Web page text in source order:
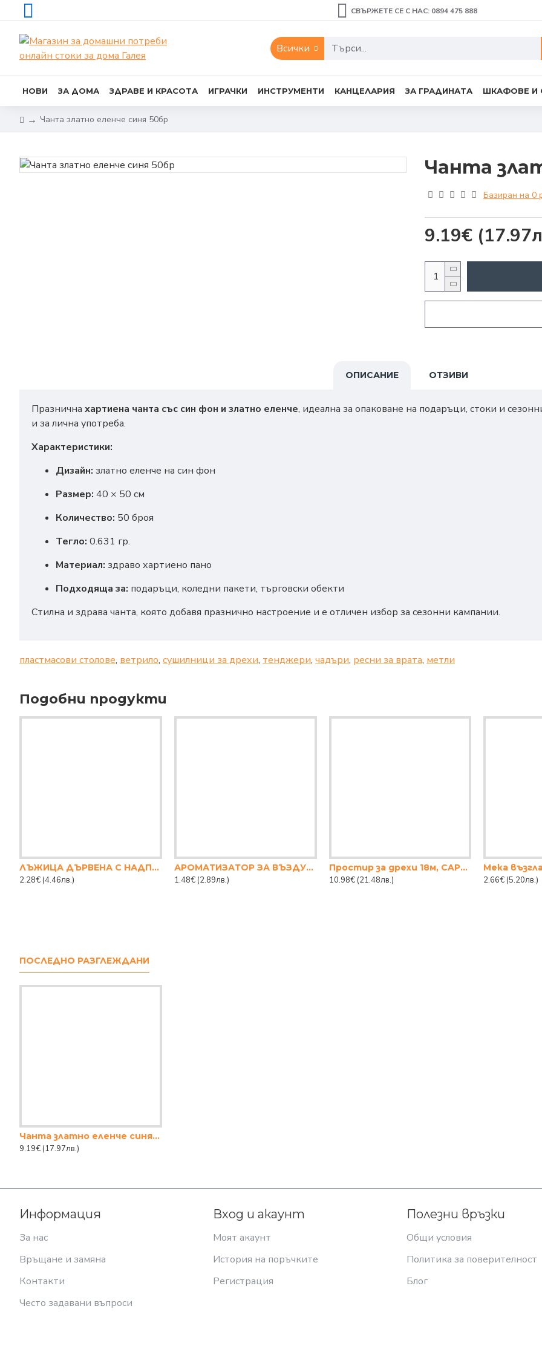
СВЪРЖЕТЕ СЕ С НАС: 0894 475 888
Всички
НОВИ ЗА ДОМА ЗДРАВЕ И КРАСОТА ИГРАЧКИ ИНСТРУМЕНТИ КАНЦЕЛАРИЯ ЗА ГРАДИНАТА ШКАФОВЕ И
Чанта златно еленче синя 50бр
Чанта
Базиран на 0
9.19€
ОПИСАНИЕ ОТЗИВИ
Празнична хартиена чанта със син фон и златно еленче, идеална за опаковане на подаръци, стоки и
и за лична употреба.
Характеристики:
Дизайн: златно еленче на син фон
Размер: 40 × 50 см
Количество: 50 броя
Тегло: 0.631 гр.
Материал: здраво хартиено пано
Подходяща за: подаръци, коледни пакети, търговски обекти
Стилна и здрава чанта, която добавя празнично настроение и е отличен избор за сезонни кампании.
пластмасови столове, ветрило, сушилници за дрехи, тенджери, чадъри, ресни за врата, метли
Подобни продукти
ЛЪЖИЦА ДЪРВЕНА С НАДПИС 31.5 СМ
2.28€ (4.46лв.)
АРОМАТИЗАТОР ЗА ВЪЗДУХ TANGO 300МЛ.
1.48€ (2.89лв.)
Простир за дрехи 18м, CAPELO, Хоризонтален
10.98€ (21.48лв.)
Мека
2.66€ (5.20лв.)
ПОСЛЕДНО РАЗГЛЕЖДАНИ
Чанта златно еленче синя 50бр
9.19€ (17.97лв.)
Информация
За нас
Връщане и замяна
Контакти
Често задавани въпроси
Вход и акаунт
Моят акаунт
История на поръчките
Регистрация
Полезни връзки
Общи условия
Политика за поверителност
Блог